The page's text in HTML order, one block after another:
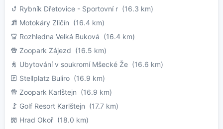
Rybník Dřetovice - Sportovní r (16.3 km)
Motokáry Zličín (16.4 km)
Rozhledna Velká Buková (16.4 km)
Zoopark Zájezd (16.5 km)
Ubytování v soukromí Mšecké Že (16.6 km)
Stellplatz Buliro (16.9 km)
Zoopark Karlštejn (16.9 km)
Golf Resort Karlštejn (17.7 km)
Hrad Okoř (18.0 km)